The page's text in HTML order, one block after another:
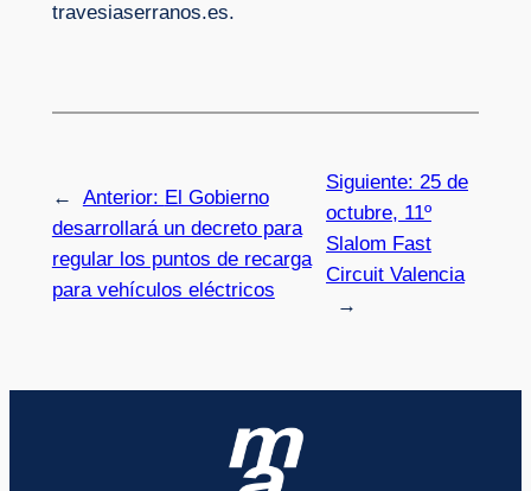
travesiaserranos.es.
← Anterior: El Gobierno
desarrollará un decreto para
regular los puntos de recarga
para vehículos eléctricos
Siguiente: 25 de
octubre, 11º
Slalom Fast
Circuit Valencia
→